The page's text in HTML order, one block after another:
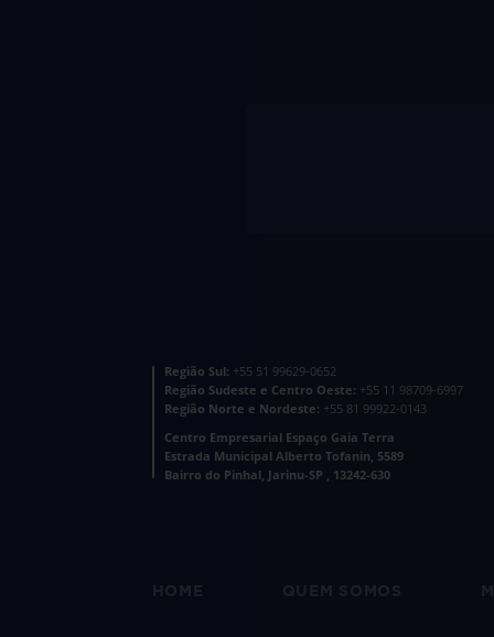
Região Sul: +55 51 99629-0652
Região Sudeste e Centro Oeste: +55 11 98709-6997
Região Norte e Nordeste: +55 81 99922-0143
Centro Empresarial Espaço Gaia Terra
Estrada Municipal Alberto Tofanin, 5589
Bairro do Pinhal, Jarinu-SP , 13242-630